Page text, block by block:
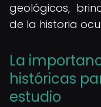
geológicos,
de la historia
La
históricas
estudio